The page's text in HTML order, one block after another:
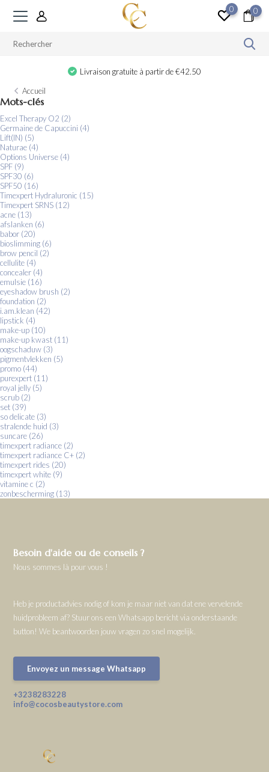
0 0
Livraison gratuite à partir de €42.50
Accueil
Mots-clés
Excel Therapy O2 (2)
Germaine de Capuccini (4)
Lift(IN) (5)
Naturae (4)
Options Universe (4)
SPF (9)
SPF30 (6)
SPF50 (16)
Timexpert Hydraluronic (15)
Timexpert SRNS (12)
acne (13)
afslanken (6)
babor (20)
bioslimming (6)
brow pencil (2)
cellulite (4)
concealer (4)
emulsie (16)
eyeshadow brush (2)
foundation (2)
i.am.klean (42)
lipstick (4)
make-up (10)
make-up kwast (11)
oogschaduw (3)
pigmentvlekken (5)
promo (44)
purexpert (11)
royal jelly (5)
scrub (2)
set (39)
so delicate (3)
stralende huid (3)
suncare (26)
timexpert radiance (2)
timexpert radiance C+ (2)
timexpert rides (20)
timexpert white (9)
vitamine c (2)
zonbescherming (13)
Besoin d'aide ou de conseils ?
Nous sommes là pour vous !
Heb je productadvies nodig of kom je maar niet van dat ene vervelende
huidprobleem af? Stuur ons een Whatsapp bericht via onderstaande
button! We beantwoorden jouw vragen zo snel mogelijk.
Envoyez un message Whatsapp
+3238283228
info@cocosbeautystore.com